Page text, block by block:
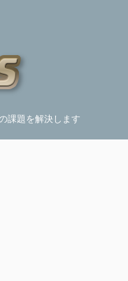
課題を解決します